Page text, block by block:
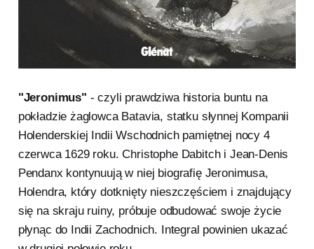
"Jeronimus" - czyli prawdziwa historia buntu na
pokładzie żaglowca Batavia, statku słynnej Kompanii
Holenderskiej Indii Wschodnich pamiętnej nocy 4
czerwca 1629 roku. Christophe Dabitch i Jean-Denis
Pendanx kontynuują w niej biografię Jeronimusa,
Holendra, który dotknięty nieszczęściem i znajdujący
się na skraju ruiny, próbuje odbudować swoje życie
płynąc do Indii Zachodnich. Integral powinien ukazać